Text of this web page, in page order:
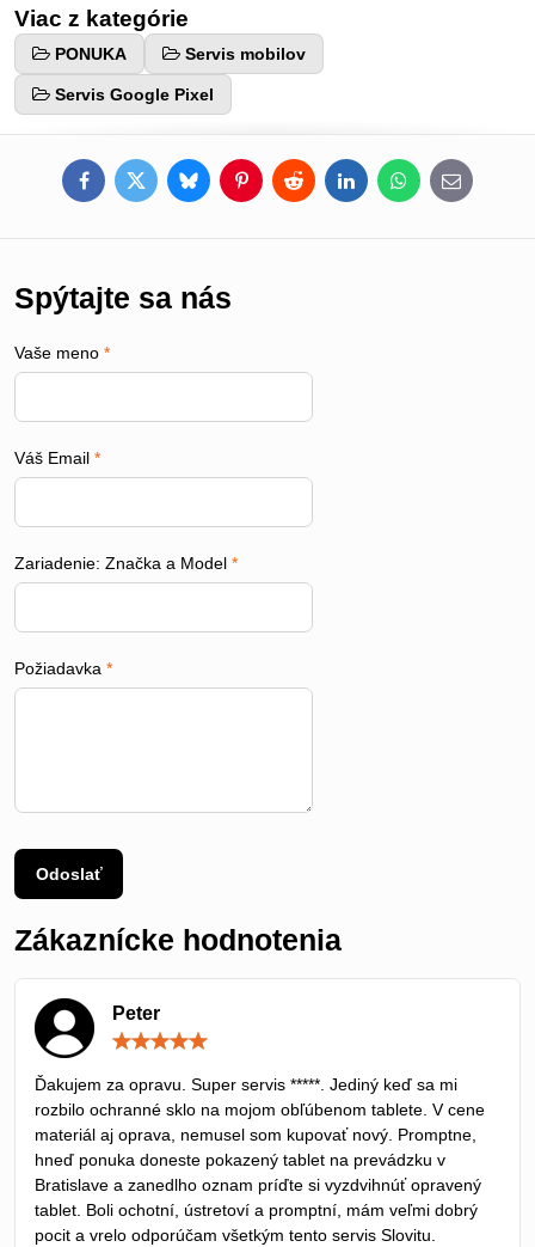
Viac z kategórie
PONUKA Servis mobilov
Servis Google Pixel
FacebookTwitterBlueskyPinterestRedditLinkedInWhatsApp
E-
mail
Spýtajte sa nás
Vaše meno *
Váš Email *
Zariadenie: Značka a Model *
Požiadavka *
Odoslať
Zákaznícke hodnotenia
Peter
5
Ďakujem za opravu. Super servis *****. Jediný keď sa mi
rozbilo ochranné sklo na mojom obľúbenom tablete. V cene
materiál aj oprava, nemusel som kupovať nový. Promptne,
hneď ponuka doneste pokazený tablet na prevádzku v
Bratislave a zanedlho oznam príďte si vyzdvihnúť opravený
tablet. Boli ochotní, ústretoví a promptní, mám veľmi dobrý
pocit a vrelo odporúčam všetkým tento servis Slovitu.